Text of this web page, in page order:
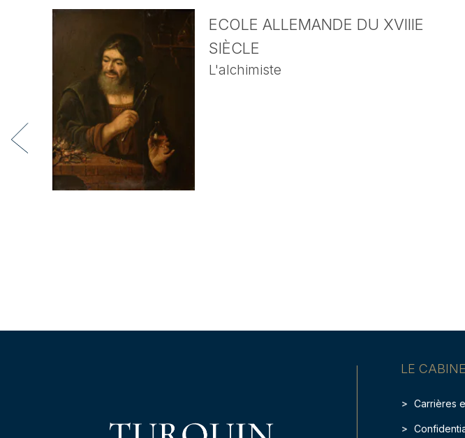
ECOLE ALLEMANDE DU XVIIIE
SIÈCLE
L'alchimiste
LE
Carrières